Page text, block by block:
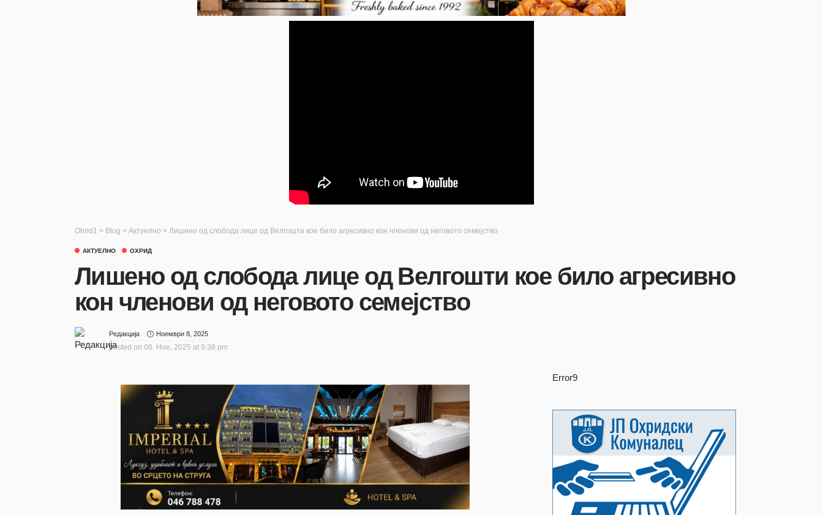
Ohrid1 > Blog > Актуелно > Лишено од слобода лице од Велгошти кое било агресивно кон членови од неговото семејство
АКТУЕЛНО ОХРИД
Лишено од слобода лице од Велгошти кое било агресивно
кон членови од неговото семејство
Редакција Ноември 8, 2025
posted on 08. Ное, 2025 at 9:38 pm
Error9